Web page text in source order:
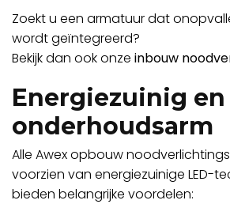
Zoekt u een armatuur dat
wordt geïntegreerd?
Bekijk dan ook onze inbouw
Energiezuinig en
onderhoudsarm
Alle Awex opbouw
voorzien van energiezuinige LED-
bieden belangrijke voordelen: